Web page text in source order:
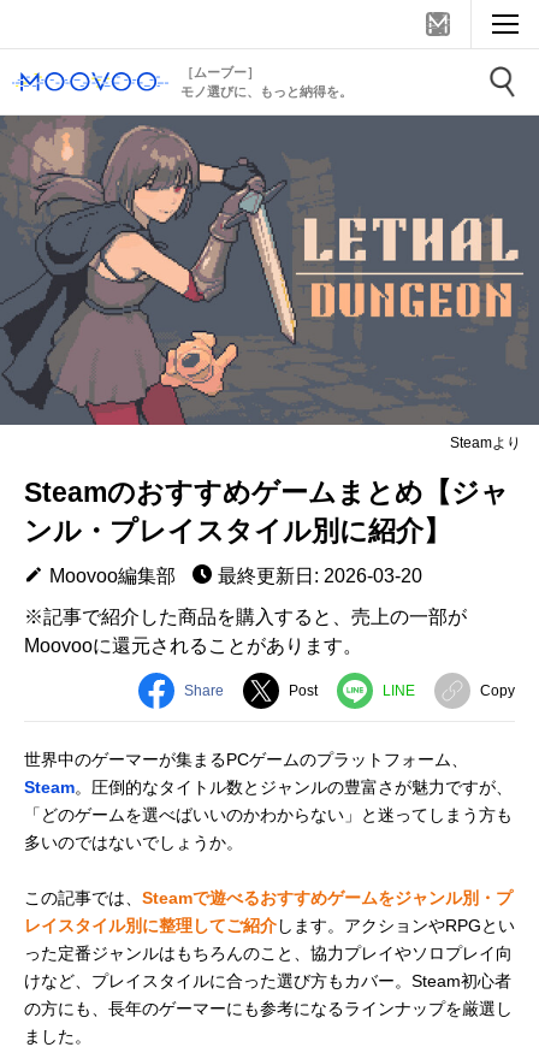
［ムーブー］
モノ選びに、もっと納得を。
Steamより
Steamのおすすめゲームまとめ【ジャ
ンル・プレイスタイル別に紹介】
Moovoo編集部
最終更新日: 2026-03-20
※記事で紹介した商品を購入すると、売上の一部が
Moovooに還元されることがあります。
Share Post LINE Copy
世界中のゲーマーが集まるPCゲームのプラットフォーム、
Steam。圧倒的なタイトル数とジャンルの豊富さが魅力ですが、
「どのゲームを選べばいいのかわからない」と迷ってしまう方も
多いのではないでしょうか。
この記事では、 Steamで遊べるおすすめゲームをジャンル別・プ
レイスタイル別に整理してご紹介します。アクションやRPGとい
った定番ジャンルはもちろんのこと、協力プレイやソロプレイ向
けなど、プレイスタイルに合った選び方もカバー。Steam初心者
の方にも、長年のゲーマーにも参考になるラインナップを厳選し
ました。